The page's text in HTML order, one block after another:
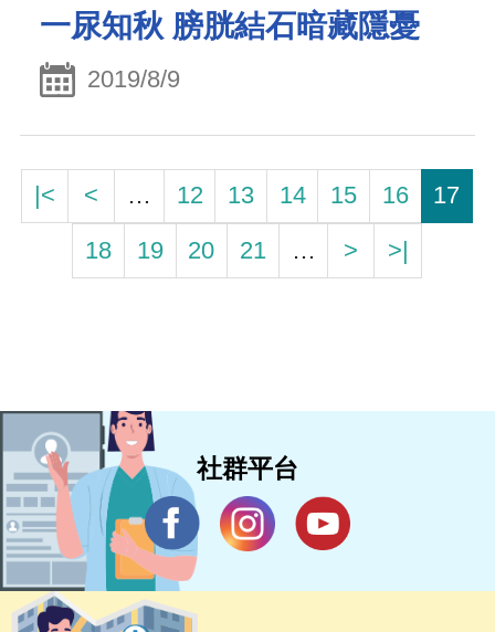
一尿知秋 膀胱結石暗藏隱憂
2019/8/9
|< < … 12 13 14 15 16
17
18
19 20 21 … > >|
社群平台